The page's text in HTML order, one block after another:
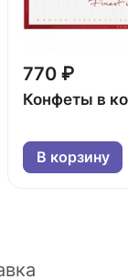
770 ₽
Конфеты в
В корзину